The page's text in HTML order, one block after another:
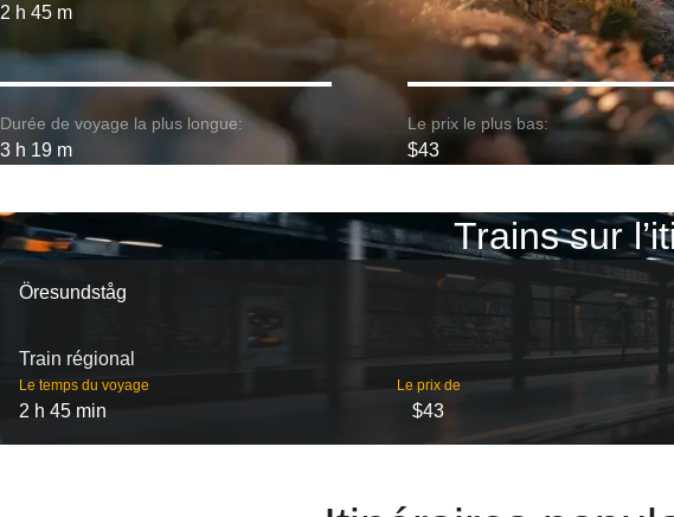
2 h 45 m
Durée de voyage la plus longue:
3 h 19 m
Le prix le plus bas:
$43
Trains sur
Öresundståg
Train régional
Le temps du voyage
2 h 45 min
Le prix de
$43